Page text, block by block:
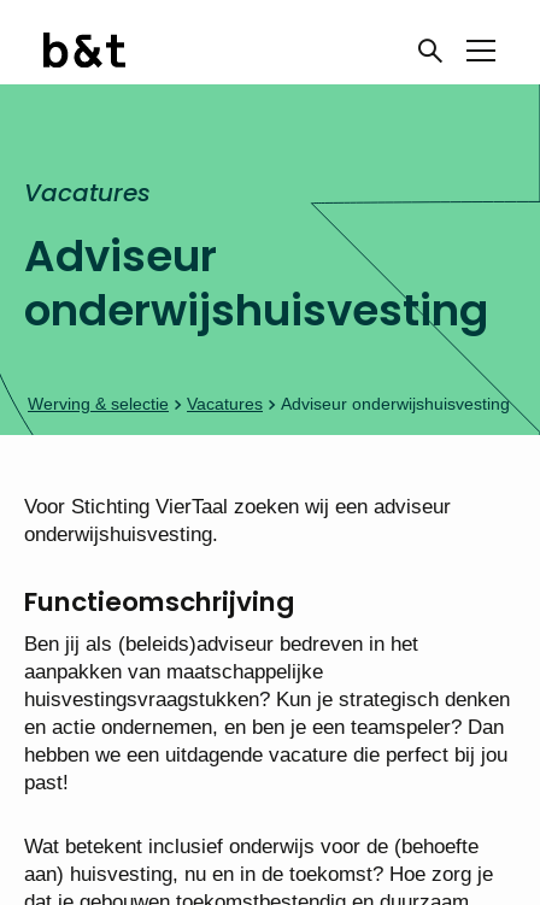
Adviseur
onderwijshuisvesting
Vacatures
Werving & selectie Vacatures Adviseur onderwijshuisvesting
Voor Stichting VierTaal zoeken wij een adviseur
onderwijshuisvesting.
Functieomschrijving
Ben jij als (beleids)adviseur bedreven in het
aanpakken van maatschappelijke
huisvestingsvraagstukken? Kun je strategisch denken
en actie ondernemen, en ben je een teamspeler? Dan
hebben we een uitdagende vacature die perfect bij jou
past!
Wat betekent inclusief onderwijs voor de (behoefte
aan) huisvesting, nu en in de toekomst? Hoe zorg je